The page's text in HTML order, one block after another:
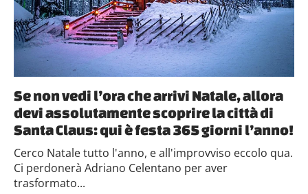
Se non vedi l’ora che arrivi Natale, allora
devi assolutamente scoprire la città di
Santa Claus: qui è festa 365 giorni l’anno!
Cerco Natale tutto l'anno, e all'improvviso eccolo qua.
Ci perdonerà Adriano Celentano per aver
trasformato...